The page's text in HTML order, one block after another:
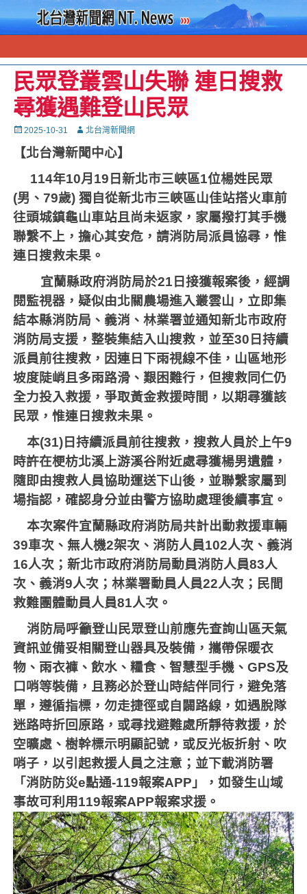
民眾登叢雲山失聯 連日搜救
尋獲遇難登山民眾
Posted
2025-10-31 Autor北台灣新聞網
【北台灣新聞中心】
114年10月 19 日新北市三峽區1位楊姓民眾
(男、79歲)獨自從新北市三峽區山佳站搭火車前
往頭城鎮龜山車站且尚未返家，家屬撥打其手機
聯繫不上，擔心其安危，請消防局派員協尋，惟
連日搜救未果。
宜蘭縣政府消防局於21 日接獲報案後，經調
閱監視器，疑似由北關農場進入叢雲山，立即集
結本縣消防局、義消、林業署並通知新北市政府
消防局支援，整裝集結入山搜救，並至30 日持續
派員前往搜救，因連日下雨視線不佳，山區地形
坡度陡峭且多雨路滑、艱困難行，但搜救同仁仍
全力投入救援，爭取黃金救援時間，以期尋獲該
民眾，惟連日搜救未果。
本(31) 日持續派員前往搜救，搜救人員於上午9
時許在梗枋北溪上游溪谷附近處尋獲楊男遺體，
隨即由搜救人員協助運送下山後，並聯繫家屬到
場指認，確認身分並由警方協助處理後續事宜。
本次案件宜蘭縣政府消防局共計出動救援車輛
39車次、無人機2架次、消防人員102人次、義消
16人次；新北市政府消防局動員消防人員83人
次、義消9人次；林業署動員人員22人次；民間
救難團體動員人員81人次。
消防局呼籲登山民眾登山前應先查詢山區天氣
資訊並備妥相關登山器具及裝備，攜帶保暖衣
物、雨衣褲、飲水、糧食、智慧型手機、GPS及
口哨等裝備，且務必於登山時結伴同行，避免落
單，遵循指標，勿走捷徑或自闢路線，如遇脫隊
迷路時折回原路，或尋找避難處所靜待救援，於
空曠處、樹幹標示明顯記號，或反光板折射、吹
哨子，以引起救援人員之注意；並下載消防署
「消防防災e點通-119報案APP 」，如發生山域
事故可利用119報案APP報案求援。